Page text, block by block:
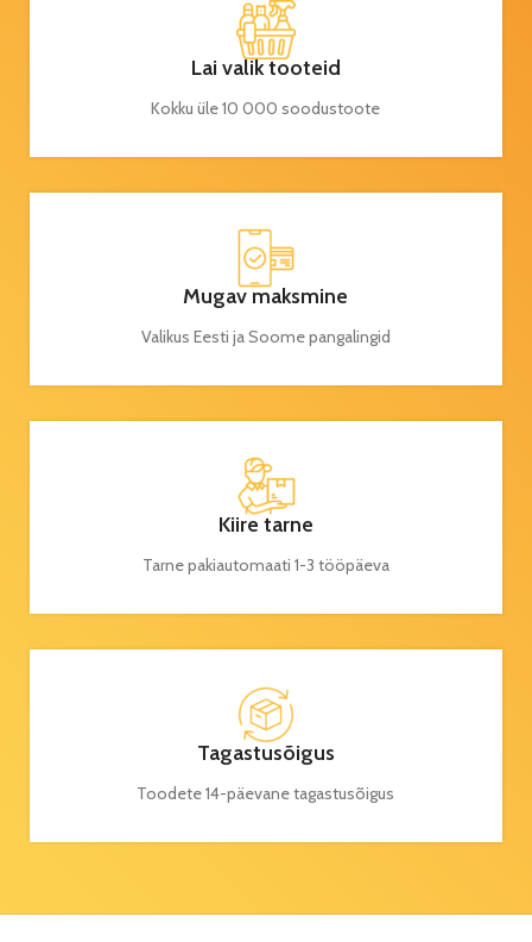
Lai valik tooteid
Kokku üle 10 000 soodustoote
Mugav maksmine
Valikus Eesti ja Soome pangalingid
Kiire tarne
Tarne pakiautomaati 1-3 tööpäeva
Tagastusõigus
Toodete 14-päevane tagastusõigus